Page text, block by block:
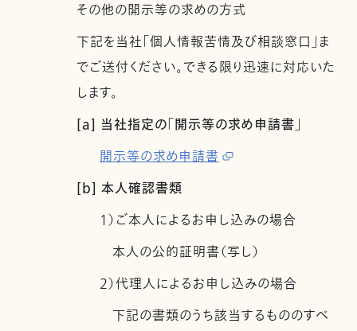
その他の開示等の求めの方式
下記を当社「個人情報苦情及び相談窓口」ま
でご送付ください。できる限り迅速に対応いた
します。
[a] 当社指定の「開示等の求め申請書」
開示等の求め申請書
[b] 本人確認書類
1）ご本人によるお申し込みの場合
本人の公的証明書（写し）
2）代理人によるお申し込みの場合
下記の書類のうち該当するもののすべ